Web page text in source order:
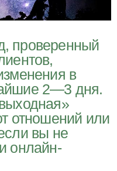
проверенный
в
2—3 дня.
отношений или
вы не
онлайн-